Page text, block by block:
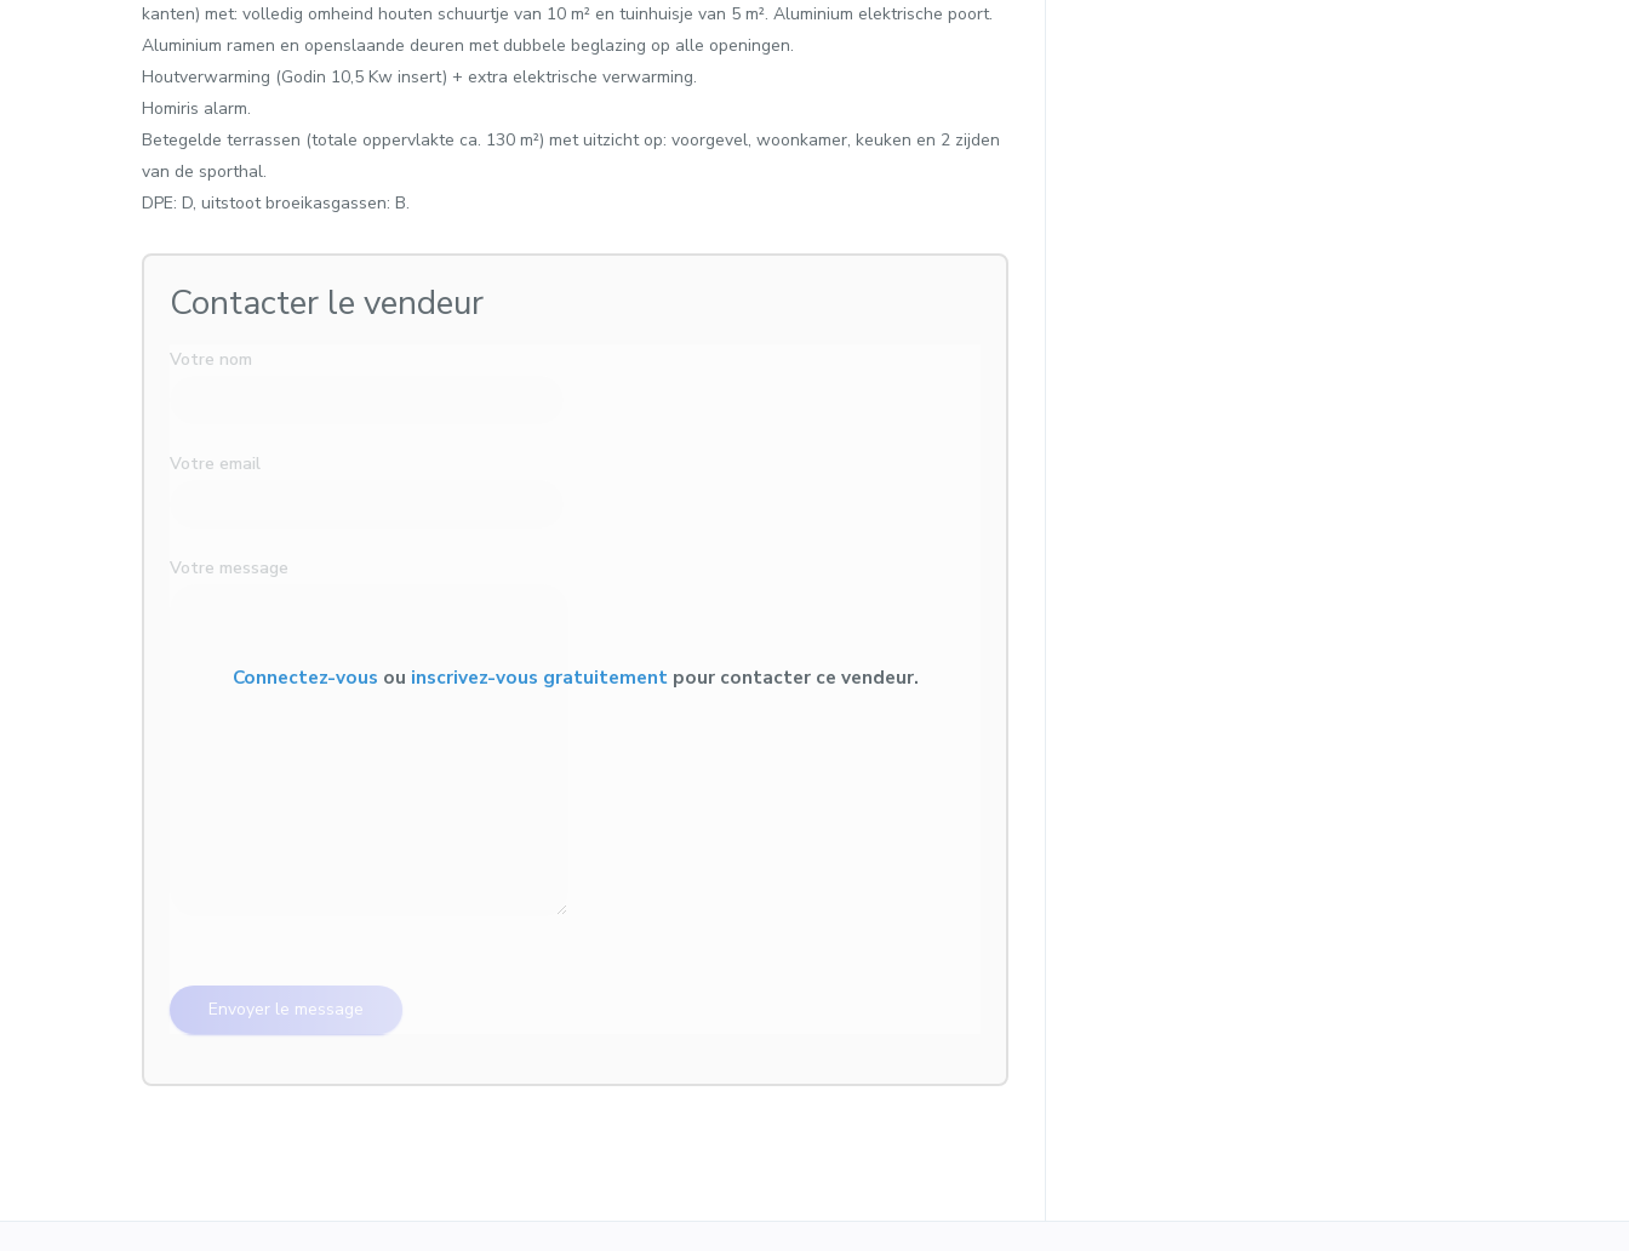
kanten) met: volledig omheind houten schuurtje van 10 m² en tuinhuisje van 5 m². Aluminium elektrische poort.
Aluminium ramen en openslaande deuren met dubbele beglazing op alle openingen.
Houtverwarming (Godin 10,5 Kw insert) + extra elektrische verwarming.
Homiris alarm.
Betegelde terrassen (totale oppervlakte ca. 130 m²) met uitzicht op: voorgevel, woonkamer, keuken en 2 zijden
van de sporthal.
DPE: D, uitstoot broeikasgassen: B.
Contacter le vendeur
Votre nom
Votre email
Votre message
Connectez-vous ou inscrivez-vous gratuitementpour contacter ce vendeur.